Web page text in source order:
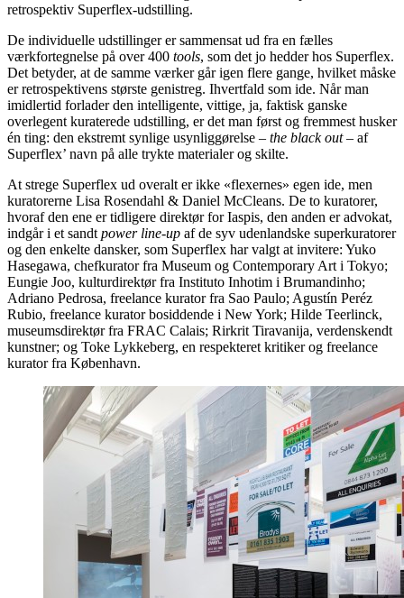
retrospektiv Superflex-udstilling.
De individuelle udstillinger er sammensat ud fra en fælles
værkfortegnelse på over 400 tools, som det jo hedder hos Superflex.
Det betyder, at de samme værker går igen flere gange, hvilket måske
er retrospektivens største genistreg. Ihvertfald som ide. Når man
imidlertid forlader den intelligente, vittige, ja, faktisk ganske
overlegent kuraterede udstilling, er det man først og fremmest husker
én ting: den ekstremt synlige usynliggørelse – the black out– af
Superflex’ navn på alle trykte materialer og skilte.
At strege Superflex ud overalt er ikke «flexernes» egen ide, men
kuratorerne Lisa Rosendahl & Daniel McCleans. De to kuratorer,
hvoraf den ene er tidligere direktør for Iaspis, den anden er advokat,
indgår i et sandt power line-up af de syv udenlandske superkuratorer
og den enkelte dansker, som Superflex har valgt at invitere: Yuko
Hasegawa, chefkurator fra Museum og Contemporary Art i Tokyo;
Eungie Joo, kulturdirektør fra Instituto Inhotim i Brumandinho;
Adriano Pedrosa, freelance kurator fra Sao Paulo; Agustín Peréz
Rubio, freelance kurator bosiddende i New York; Hilde Teerlinck,
museumsdirektør fra FRAC Calais; Rirkrit Tiravanija, verdenskendt
kunstner; og Toke Lykkeberg, en respekteret kritiker og freelance
kurator fra København.